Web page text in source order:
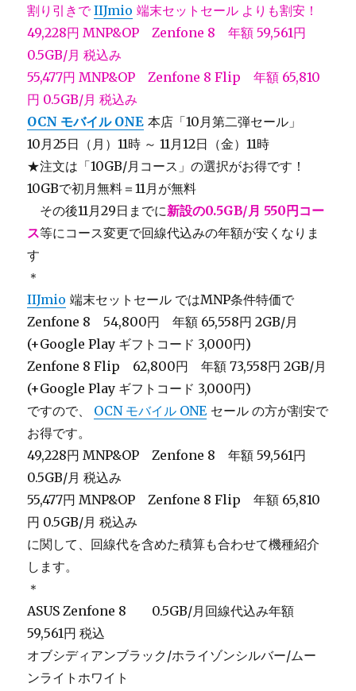
割り引きでIIJmio 端末セットセール よりも割安！
49,228円 MNP&OP Zenfone 8 年額 59,561円
0.5GB/月 税込み
55,477円 MNP&OP Zenfone 8 Flip 年額 65,810
円 0.5GB/月 税込み
OCN モバイル ONE 本店「10月第二弾セール」
10月25日（月）11時 ～ 11月12日（金）11時
★注文は「10GB/月コース」の選択がお得です！
10GBで初月無料＝11月が無料
その後11月29日までに新設の0.5GB/月 550円コー
ス等にコース変更で回線代込みの年額が安くなりま
す
＊
IIJmio 端末セットセール ではMNP条件特価で
Zenfone 8 54,800円 年額 65,558円 2GB/月
(+Google Play ギフトコード 3,000円)
Zenfone 8 Flip 62,800円 年額 73,558円 2GB/月
(+Google Play ギフトコード 3,000円)
ですので、 OCN モバイル ONE セール の方が割安で
お得です。
49,228円 MNP&OP Zenfone 8 年額 59,561円
0.5GB/月 税込み
55,477円 MNP&OP Zenfone 8 Flip 年額 65,810
円 0.5GB/月 税込み
に関して、回線代を含めた積算も合わせて機種紹介
します。
＊
ASUS Zenfone 8 0.5GB/月回線代込み年額
59,561円 税込
オブシディアンブラック/ホライゾンシルバー/ムー
ンライトホワイト